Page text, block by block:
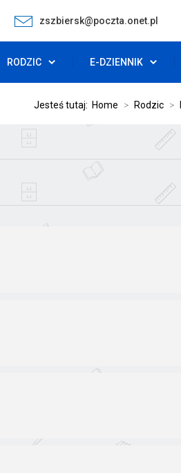
zszbiersk@poczta.onet.pl
RODZIC E-DZIENNIK
Jesteś tutaj: Home > Rodzic >